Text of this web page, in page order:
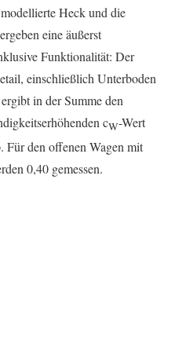
Heck und die
eine äußerst
Funktionalität: Der
einschließlich Unterboden
in der Summe den
cW-Wert
Für den offenen Wagen mit
0,40 gemessen.